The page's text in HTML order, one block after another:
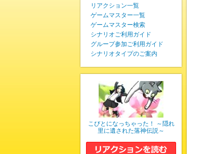
リアクション一覧
ゲームマスター一覧
ゲームマスター検索
シナリオご利用ガイド
グループ参加ご利用ガイド
シナリオタイプのご案内
こびとになっちゃった！ ～隠れ
里に遺された落神伝説～